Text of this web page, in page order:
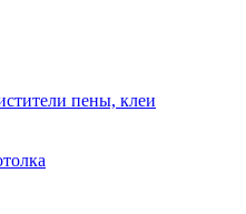
пены, клеи